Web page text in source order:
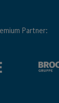
Partner: